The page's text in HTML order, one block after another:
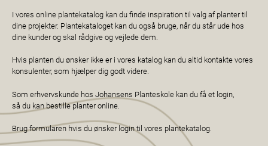
I vores online plantekatalog kan du finde inspiration til valg af planter til
dine projekter. Plantekataloget kan du også bruge, når du står ude hos
dine kunder og skal rådgive og vejlede dem.
Hvis planten du ønsker ikke er i vores katalog kan du altid kontakte vores
konsulenter, som hjælper dig godt videre.
Som erhvervskunde hos Johansens Planteskole kan du få et login,
så du kan bestille planter online.
Brug formularen hvis du ønsker login til vores plantekatalog.